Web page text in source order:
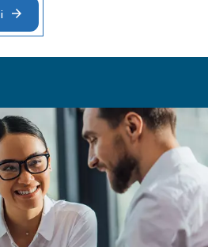
manutenzione:
deve essere
Inoltre, è necessario
il filtro dell'aria su una base
degli esperti